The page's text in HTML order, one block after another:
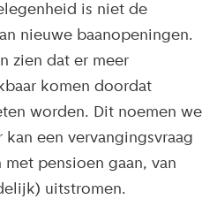
is niet de
nieuwe baanopeningen.
zien dat er meer
komen doordat
worden. Dit noemen we
kan een vervangingsvraag
pensioen gaan, van
uitstromen.